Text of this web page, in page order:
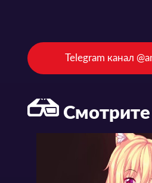
Telegram канал